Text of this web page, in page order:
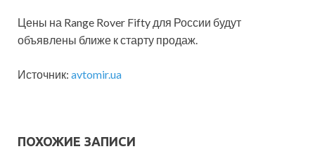
Цены на Range Rover Fifty для России будут
объявлены ближе к старту продаж.
Источник: avtomir.ua
ПОХОЖИЕ ЗАПИСИ